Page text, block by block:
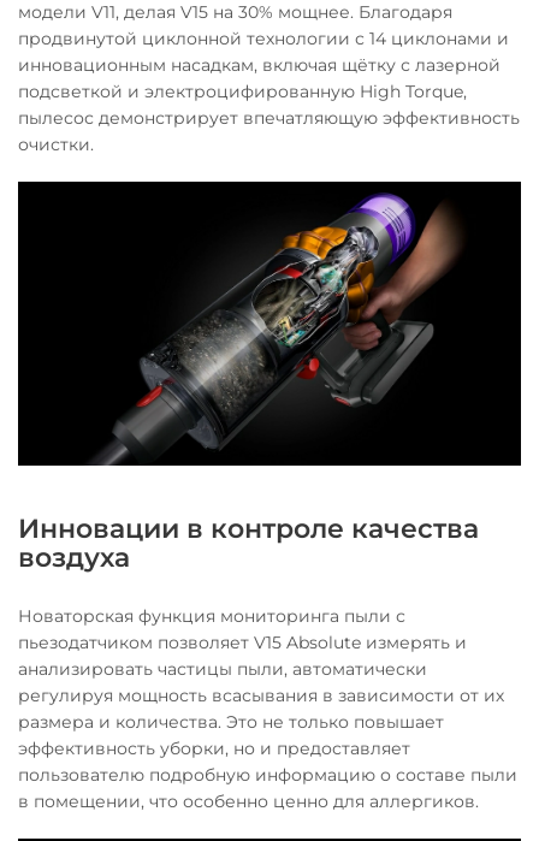
модели V11, делая V15 на 30% мощнее. Благодаря
продвинутой циклонной технологии с 14 циклонами и
инновационным насадкам, включая щётку с лазерной
подсветкой и электроцифированную High Torque,
пылесос демонстрирует впечатляющую эффективность
очистки.
Инновации в контроле качества
воздуха
Новаторская функция мониторинга пыли с
пьезодатчиком позволяет V15 Absolute измерять и
анализировать частицы пыли, автоматически
регулируя мощность всасывания в зависимости от их
размера и количества. Это не только повышает
эффективность уборки, но и предоставляет
пользователю подробную информацию о составе пыли
в помещении, что особенно ценно для аллергиков.